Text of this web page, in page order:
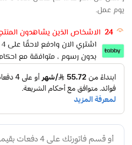
يوم عمل.
24 الاشخاص الذين يشاهدون
بدون رسوم ، متوافقة مع